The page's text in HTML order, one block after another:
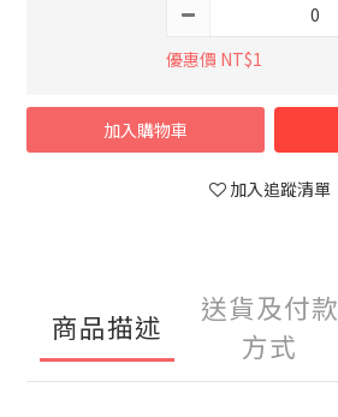
優惠價 NT$1
加入購物車
加入追蹤清單
商品描述
送貨及付款
方式